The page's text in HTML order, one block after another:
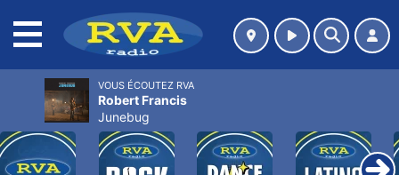
VOUS ÉCOUTEZ RVA
Robert Francis
Junebug